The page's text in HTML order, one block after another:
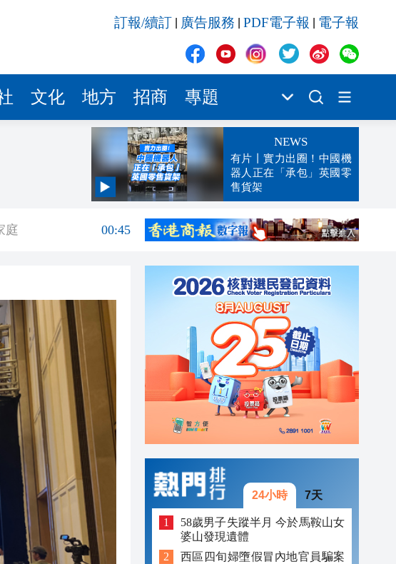
訂報/續訂 廣告服務 PDF電子報 電子報
文化 地方 招商 專題
NEWS
有片丨實力出圈！中國機
器人正在「承包」英國零
售貨架
04:29
庭
00:45
有淚 緬懷「豹
23:58
23:45
23:38
23:29
24小時 7天
58歲男子失蹤半月 今於馬鞍山女
婆山發現遺體
西區四旬婦墮假冒內地官員騙案